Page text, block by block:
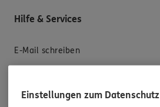
Hilfe & Services
E-Mail schreiben
Einstellungen zum Datenschutz